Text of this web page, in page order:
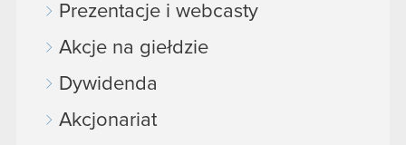
Prezentacje i webcasty
Akcje na giełdzie
Dywidenda
Akcjonariat